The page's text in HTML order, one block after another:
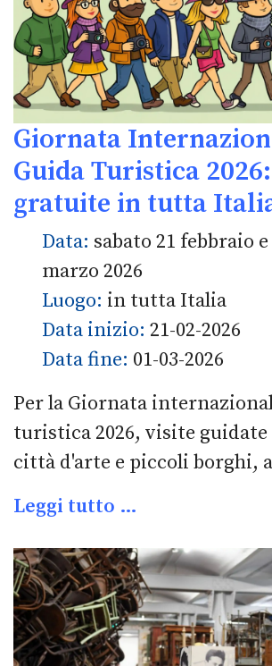
Giornata
Guida Turistica
gratuite in tutta
Data: sabato 21 febbraio
marzo 2026
Luogo: in tutta Italia
Data inizio: 21-02-2026
Data fine: 01-03-2026
Per la Giornata
turistica 2026, visite
città d'arte e piccoli borghi,
Leggi tutto …